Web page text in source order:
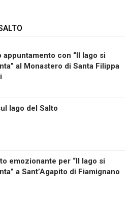
appuntamento con “Il lago si
al Monastero di Santa Filippa
lago del Salto
emozionante per “Il lago si
a Sant’Agapito di Fiamignano